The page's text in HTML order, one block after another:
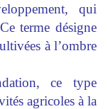
qui
terme désigne
à l’ombre
ce type
agricoles à la